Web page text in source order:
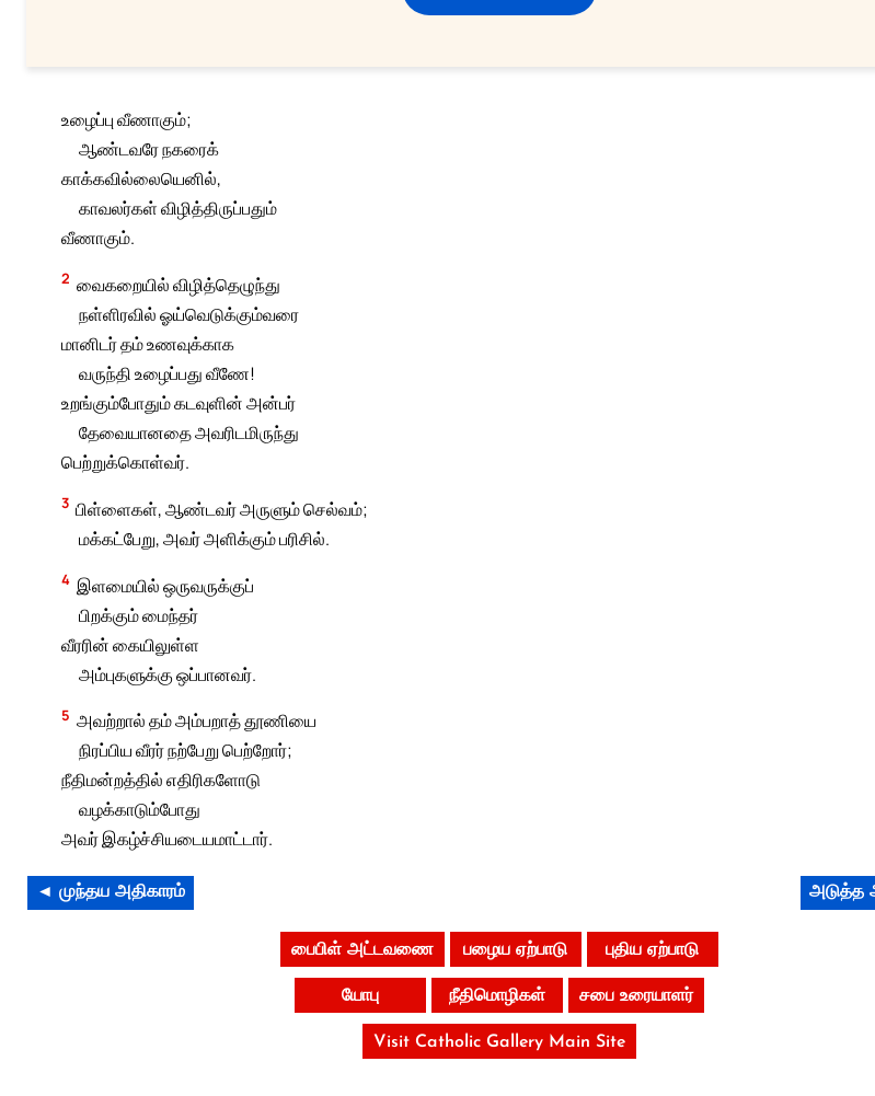
உழைப்பு வீணாகும்;
ஆண்டவரே நகரைக்
காக்கவில்லையெனில்,
காவலர்கள் விழித்திருப்பதும்
வீணாகும்.
2 வைகறையில் விழித்தெழுந்து
நள்ளிரவில் ஓய்வெடுக்கும்வரை
மானிடர் தம் உணவுக்காக
வருந்தி உழைப்பது வீணே!
உறங்கும்போதும் கடவுளின் அன்பர்
தேவையானதை அவரிடமிருந்து
பெற்றுக்கொள்வர்.
3 பிள்ளைகள், ஆண்டவர் அருளும் செல்வம்;
மக்கட்பேறு, அவர் அளிக்கும் பரிசில்.
4 இளமையில் ஒருவருக்குப்
பிறக்கும் மைந்தர்
வீரரின் கையிலுள்ள
அம்புகளுக்கு ஒப்பானவர்.
5 அவற்றால் தம் அம்பறாத் தூணியை
நிரப்பிய வீரர் நற்பேறு பெற்றோர்;
நீதிமன்றத்தில் எதிரிகளோடு
வழக்காடும்போது
அவர் இகழ்ச்சியடையமாட்டார்.
◄ முந்தய அதிகாரம் அடுத்த
பைபிள் அட்டவணை பழைய ஏற்பாடு புதிய ஏற்பாடு
யோபு நீதிமொழிகள் சபை உரையாளர்
Visit Catholic Gallery Main Site